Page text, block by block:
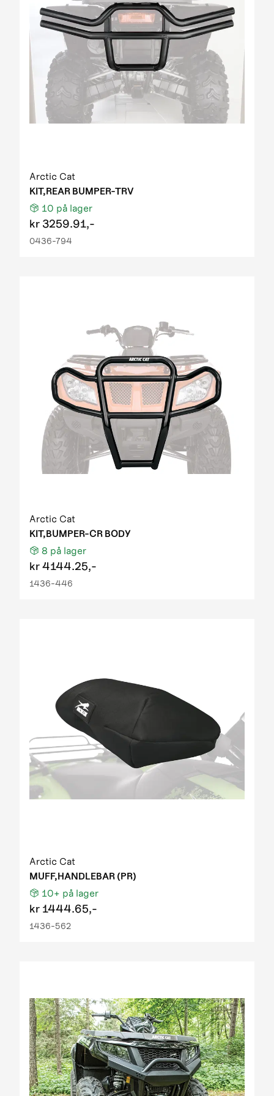
Arctic Cat
KIT,REAR BUMPER-TRV
10 på lager
kr 3259.91,-
0436-794
Arctic Cat
KIT,BUMPER-CR BODY
8 på lager
kr4144.25,-
1436-446
Arctic Cat
MUFF,HANDLEBAR (PR)
10+ på lager
kr 1444.65,-
1436-562